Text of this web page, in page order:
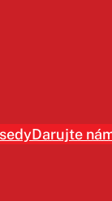
Darujte